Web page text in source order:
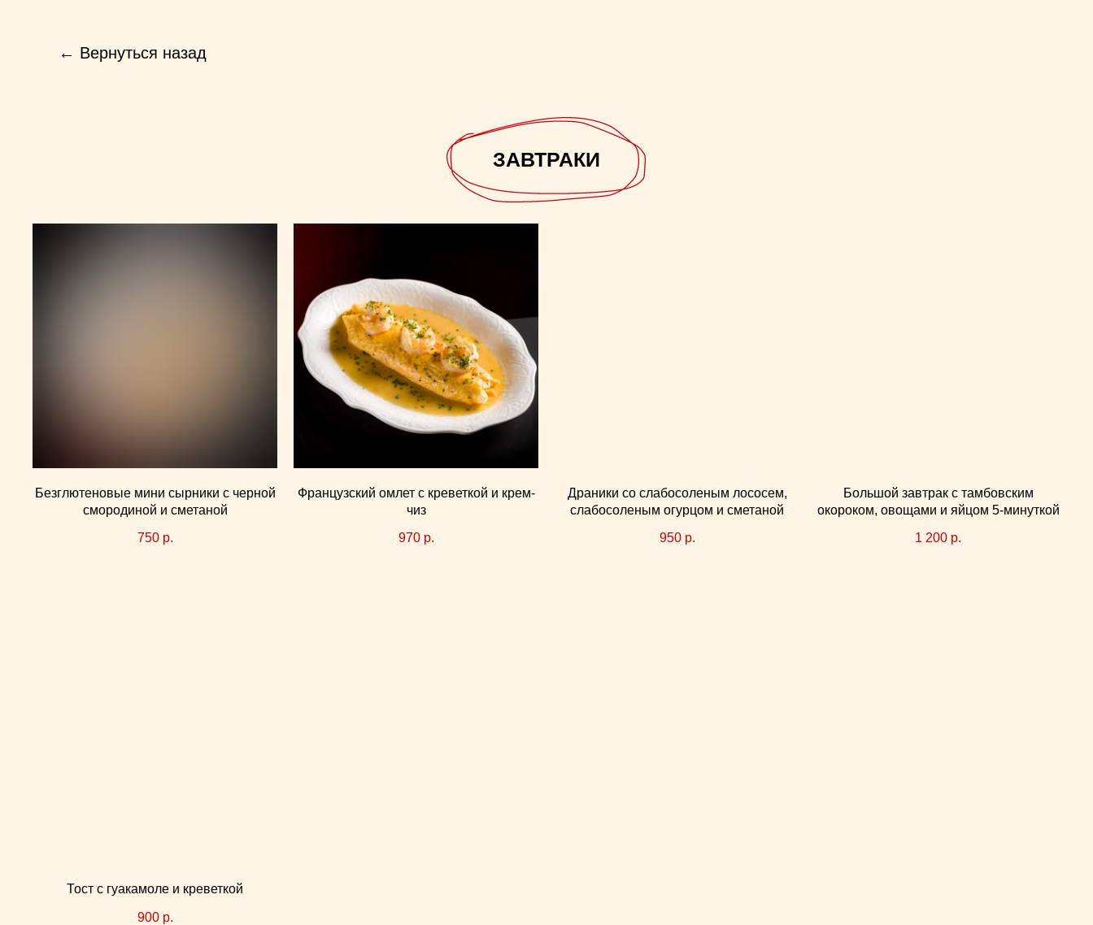
← Вернуться назад
ЗАВТРАКИ
Безглютеновые мини сырники с черной
смородиной и сметаной
750 р.
Французский омлет с креветкой и крем-
чиз
970 р.
Драники со слабосоленым лососем,
слабосоленым огурцом и сметаной
950 р.
Большой завтрак с тамбовским
окороком, овощами и яйцом 5-минуткой
1 200 р.
Тост с гуакамоле и креветкой
900 р.